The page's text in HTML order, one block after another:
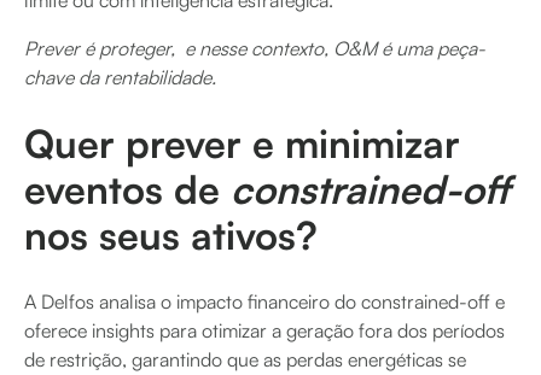
Prever é proteger, e nesse contexto, O&M é uma peça-
chave da rentabilidade.
Quer prever e minimizar
eventos de constrained-off
nos seus ativos?
A Delfos analisa o impacto financeiro do constrained-off e
oferece insights para otimizar a geração fora dos períodos
de restrição, garantindo que as perdas energéticas se